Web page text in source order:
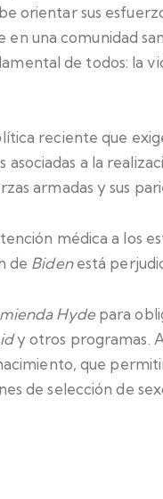
orientar sus
una comunidad
de todos: la
reciente que
asociadas a la
armadas y sus
médica a los
de Bidenestá
Hydepara
y otros programas.
que
de selección de